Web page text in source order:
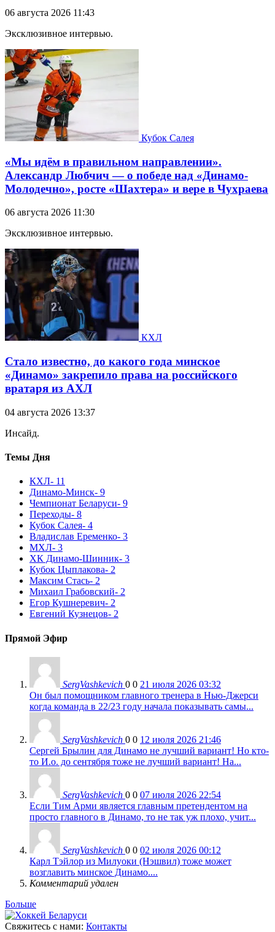
06 августа 2026 11:43
Эксклюзивное интервью.
Кубок Салея
«Мы идём в правильном направлении».
Александр Любчич — о победе над «Динамо-
Молодечно», росте «Шахтера» и вере в Чухраева
06 августа 2026 11:30
Эксклюзивное интервью.
КХЛ
Стало известно, до какого года минское
«Динамо» закрепило права на российского
вратаря из АХЛ
04 августа 2026 13:37
Инсайд.
Темы Дня
КХЛ- 11
Динамо-Минск- 9
Чемпионат Беларуси- 9
Переходы- 8
Кубок Салея- 4
Владислав Еременко- 3
МХЛ- 3
ХК Динамо-Шинник- 3
Кубок Цыплакова- 2
Максим Стась- 2
Михаил Грабовский- 2
Егор Кушнеревич- 2
Евгений Кузнецов- 2
Прямой Эфир
SergVashkevich 0 0 21 июля 2026 03:32
Он был помощником главного тренера в Нью-Джерси
когда команда в 22/23 году начала показывать самы...
SergVashkevich 0 0 12 июля 2026 21:46
Сергей Брылин для Динамо не лучший вариант! Но кто-
то И.о. до сентября тоже не лучший вариант! На...
SergVashkevich 0 0 07 июля 2026 22:54
Если Тим Арми является главным претендентом на
просто главного в Динамо, то не так уж плохо, учит...
SergVashkevich 0 0 02 июля 2026 00:12
Карл Тэйлор из Милуоки (Нэшвил) тоже может
возглавить минское Динамо....
Комментарий удален
Больше
Свяжитесь с нами: Контакты